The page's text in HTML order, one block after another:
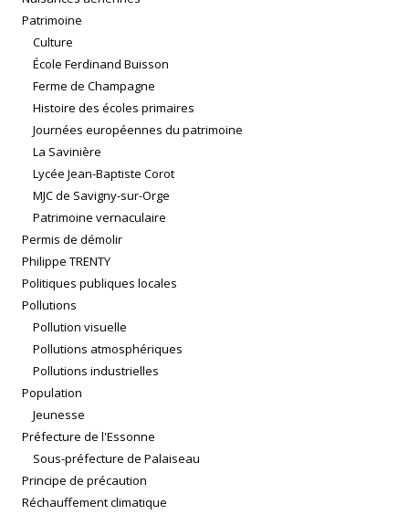
Patrimoine
Culture
École Ferdinand Buisson
Ferme de Champagne
Histoire des écoles primaires
Journées européennes du patrimoine
La Savinière
Lycée Jean-Baptiste Corot
MJC de Savigny-sur-Orge
Patrimoine vernaculaire
Permis de démolir
Philippe TRENTY
Politiques publiques locales
Pollutions
Pollution visuelle
Pollutions atmosphériques
Pollutions industrielles
Population
Jeunesse
Préfecture de l'Essonne
Sous-préfecture de Palaiseau
Principe de précaution
Réchauffement climatique